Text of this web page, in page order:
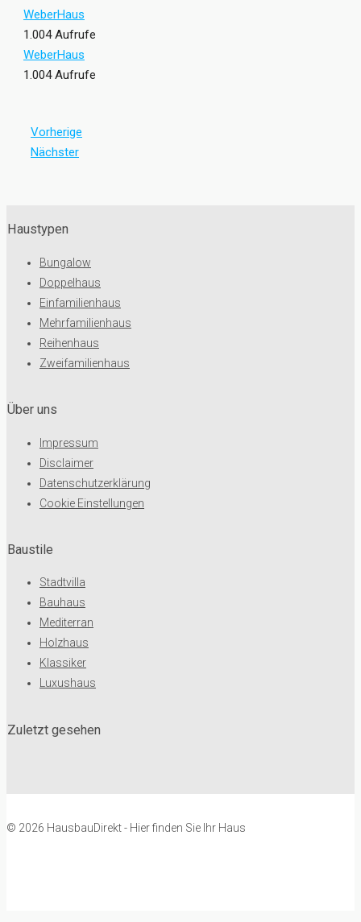
WeberHaus
1.004 Aufrufe
WeberHaus
1.004 Aufrufe
Vorherige
Nächster
Haustypen
Bungalow
Doppelhaus
Einfamilienhaus
Mehrfamilienhaus
Reihenhaus
Zweifamilienhaus
Baustile
Stadtvilla
Bauhaus
Mediterran
Holzhaus
Klassiker
Luxushaus
Über uns
Impressum
Disclaimer
Datenschutzerklärung
Cookie Einstellungen
Zuletzt gesehen
© 2026 HausbauDirekt - Hier finden Sie Ihr Haus